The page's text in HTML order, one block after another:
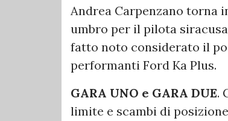
Andrea Carpenzano torna
umbro per il pilota
fatto noto considerato il
performanti Ford Ka Plus.
GARA UNO e GARA DUE.
limite e scambi di